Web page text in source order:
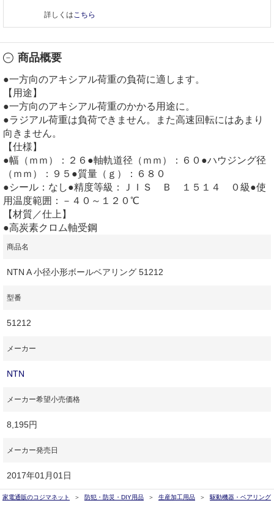
詳しくはこちら
商品概要
●一方向のアキシアル荷重の負荷に適します。
【用途】
●一方向のアキシアル荷重のかかる用途に。
●ラジアル荷重は負荷できません。また高速回転にはあまり
向きません。
【仕様】
●幅（ｍｍ）：２６●軸軌道径（ｍｍ）：６０●ハウジング径
（ｍｍ）：９５●質量（ｇ）：６８０
●シール：なし●精度等級：ＪＩＳ Ｂ １５１４ ０級●使
用温度範囲：－４０～１２０℃
【材質／仕上】
●高炭素クロム軸受鋼
商品名
NTN A 小径小形ボールベアリング 51212
型番
51212
メーカー
NTN
メーカー希望小売価格
8,195円
メーカー発売日
2017年01月01日
家電通販のコジマネット 防犯・防災・DIY用品 生産加工用品
駆動機器・ベアリング